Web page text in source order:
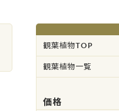
観葉植物TOP
観葉植物一覧
価格